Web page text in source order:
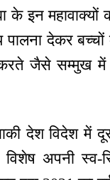
के इन
पालना देकर
जैसे सम्मुख में
देश विदेश
अपनी